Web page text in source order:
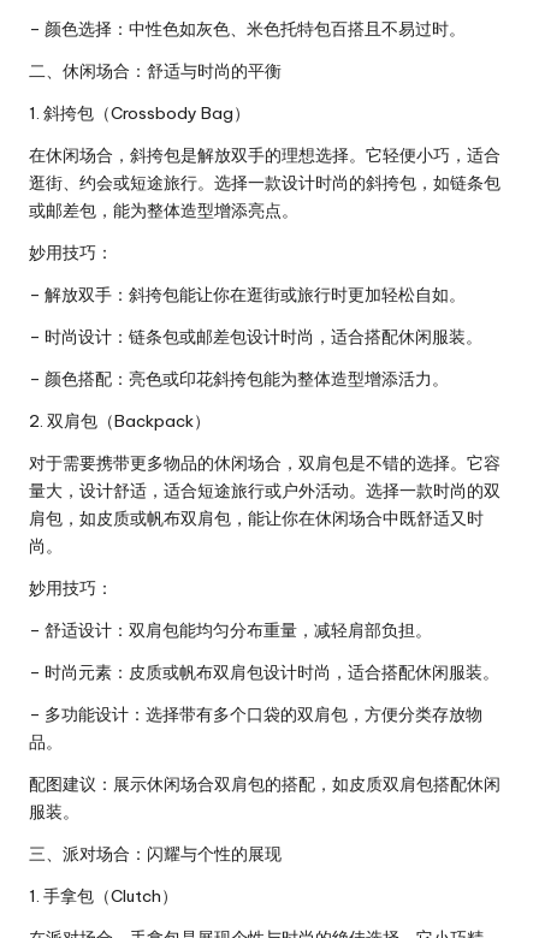
– 颜色选择：中性色如灰色、米色托特包百搭且不易过时。
二、休闲场合：舒适与时尚的平衡
1. 斜挎包（Crossbody Bag）
在休闲场合，斜挎包是解放双手的理想选择。它轻便小巧，适合
逛街、约会或短途旅行。选择一款设计时尚的斜挎包，如链条包
或邮差包，能为整体造型增添亮点。
妙用技巧：
– 解放双手：斜挎包能让你在逛街或旅行时更加轻松自如。
– 时尚设计：链条包或邮差包设计时尚，适合搭配休闲服装。
– 颜色搭配：亮色或印花斜挎包能为整体造型增添活力。
2. 双肩包（Backpack）
对于需要携带更多物品的休闲场合，双肩包是不错的选择。它容
量大，设计舒适，适合短途旅行或户外活动。选择一款时尚的双
肩包，如皮质或帆布双肩包，能让你在休闲场合中既舒适又时
尚。
妙用技巧：
– 舒适设计：双肩包能均匀分布重量，减轻肩部负担。
– 时尚元素：皮质或帆布双肩包设计时尚，适合搭配休闲服装。
– 多功能设计：选择带有多个口袋的双肩包，方便分类存放物
品。
配图建议：展示休闲场合双肩包的搭配，如皮质双肩包搭配休闲
服装。
三、派对场合：闪耀与个性的展现
1. 手拿包（Clutch）